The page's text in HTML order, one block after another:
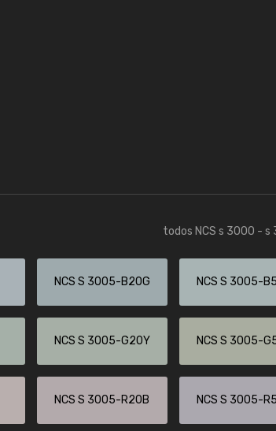
todos NCS s 3000 - s
NCS S 3005-B20G NCS S 3005-
NCS S 3005-G20Y NCS S 3005-
NCS S 3005-R20B NCS S 3005-